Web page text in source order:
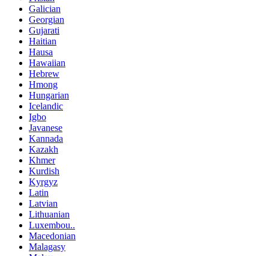
Galician
Georgian
Gujarati
Haitian
Hausa
Hawaiian
Hebrew
Hmong
Hungarian
Icelandic
Igbo
Javanese
Kannada
Kazakh
Khmer
Kurdish
Kyrgyz
Latin
Latvian
Lithuanian
Luxembou..
Macedonian
Malagasy